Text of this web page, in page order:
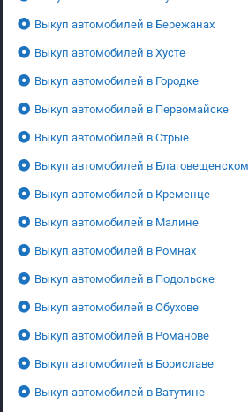
Выкуп автомобилей в Бережанах
Выкуп автомобилей в Хусте
Выкуп автомобилей в Городке
Выкуп автомобилей в Первомайске
Выкуп автомобилей в Стрые
Выкуп автомобилей в Благовещенском
Выкуп автомобилей в Кременце
Выкуп автомобилей в Малине
Выкуп автомобилей в Ромнах
Выкуп автомобилей в Подольске
Выкуп автомобилей в Обухове
Выкуп автомобилей в Романове
Выкуп автомобилей в Бориславе
Выкуп автомобилей в Ватутине